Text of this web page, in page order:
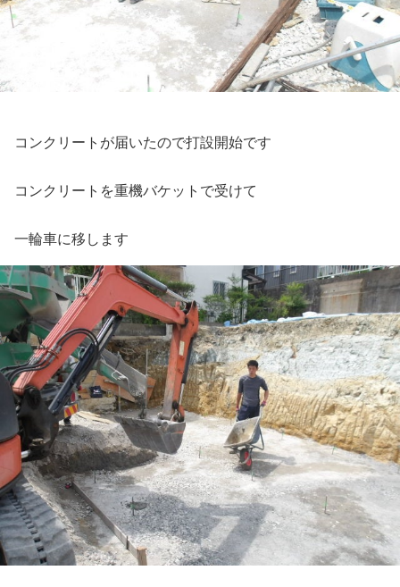
コンクリートが届いたので打設開始です
コンクリートを重機バケットで受けて
一輪車に移します